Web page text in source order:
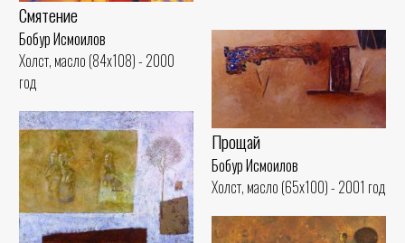
Смятение
Бобур Исмоилов
Холст, масло (84x108) - 2000
год
Прощай
Бобур Исмоилов
Холст, масло (65x100) - 2001 год